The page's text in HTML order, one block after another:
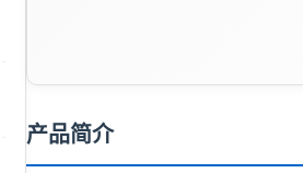
产品简介